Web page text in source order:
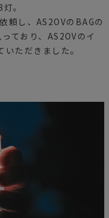
。
頼し、AS2OVのBAGの
ており、AS2OVのイ
ただきました。